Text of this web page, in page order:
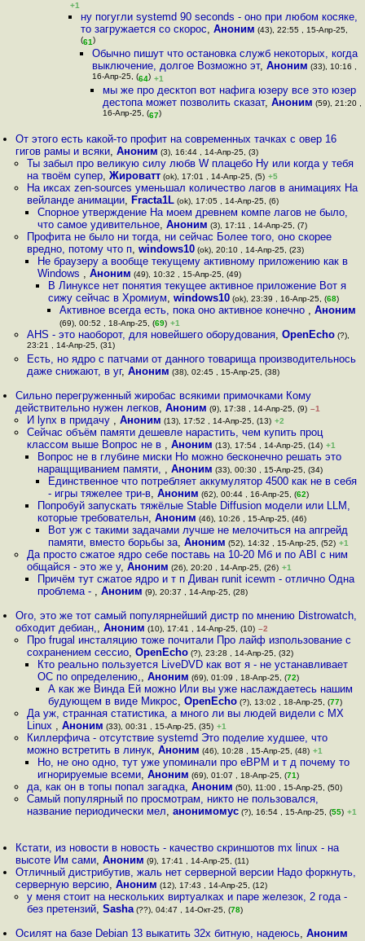
+1
ну погугли systemd 90 seconds - оно при любом косяке,
то загружается со скорос,Аноним (43), 22:55 , 15-Апр-25,
(61)
Обычно пишут что остановка служб некоторых, когда
выключение, долгое Возможно эт, Аноним (33), 10:16 ,
16-Апр-25, (64) +1
мы же про десктоп вот нафига юзеру все это юзер
дестопа может позволить сказат, Аноним (59), 21:20 ,
16-Апр-25, (67)
От этого есть какой-то профит на современных тачках с овер 16
гигов рамы и всяки,Аноним (3), 16:44 , 14-Апр-25, (3)
Ты забыл про великую силу любв W плацебо Ну или когда у тебя
на твоём супер, Жироватт(ok), 17:01 , 14-Апр-25, (5) +5
На иксах zen-sources уменьшал количество лагов в анимациях На
вейланде анимации, Fracta1L(ok), 17:05 , 14-Апр-25, (6)
Спорное утверждение На моем древнем компе лагов не было,
что самое удивительное, Аноним (3), 17:11 , 14-Апр-25, (7)
Профита не было ни тогда, ни сейчас Более того, оно скорее
вредно, потому что п, windows10(ok), 20:10 , 14-Апр-25, (23)
Не браузеру а вообще текущему активному приложению как в
Windows , Аноним (49), 10:32 , 15-Апр-25, (49)
В Линуксе нет понятия текущее активное приложение Вот я
сижу сейчас в Хромиум,windows10 (ok), 23:39 , 16-Апр-25, (68)
Активное всегда есть, пока оно активное конечно , Аноним
(69), 00:52 , 18-Апр-25, (69) +1
AHS - это наоборот, для новейшего оборудования, OpenEcho(?),
23:21 , 14-Апр-25, (31)
Есть, но ядро с патчами от данного товарища производительнось
даже снижают, в уг, Аноним (38), 02:45 , 15-Апр-25, (38)
Сильно перегруженный жиробас всякими примочками Кому
действительно нужен легков,Аноним (9), 17:38 , 14-Апр-25, (9) –1
И lynx в придачу , Аноним (13), 17:52 , 14-Апр-25, (13) +2
Сейчас объём памяти дешевле нарастить, чем купить проц
классом выше Вопрос не в , Аноним (13), 17:54 , 14-Апр-25, (14) +1
Вопрос не в глубине миски Но можно бесконечно решать это
наращщиванием памяти, , Аноним (33), 00:30 , 15-Апр-25, (34)
Единственное что потребляет аккумулятор 4500 как не в себя
- игры тяжелее три-в,Аноним (62), 00:44 , 16-Апр-25, (62)
Попробуй запускать тяжёлые Stable Diffusion модели или LLM,
которые требовательн, Аноним (46), 10:26 , 15-Апр-25, (46)
Вот уж с такими задачами лучше не мелочиться на апгрейд
памяти, вместо борьбы за,Аноним (52), 14:32 , 15-Апр-25, (52) +1
Да просто сжатое ядро себе поставь на 10-20 Мб и по ABI с ним
общайся - это же у, Аноним (26), 20:20 , 14-Апр-25, (26) +1
Причём тут сжатое ядро и т п Диван runit icewm - отлично Одна
проблема - , Аноним (9), 20:37 , 14-Апр-25, (28)
Ого, это же тот самый популярнейший дистр по мнению Distrowatch,
обходит дебиан,,Аноним (10), 17:41 , 14-Апр-25, (10) –2
Про frugal инсталяцию тоже почитали Про лайф изпользование с
сохранением сессио, OpenEcho(?), 23:28 , 14-Апр-25, (32)
Кто реально пользуется LiveDVD как вот я - не устанавливает
ОС по определению,, Аноним (69), 01:09 , 18-Апр-25, (72)
А как же Винда Ей можно Или вы уже наслаждаетесь нашим
будующем в виде Микрос,OpenEcho (?), 13:02 , 18-Апр-25, (77)
Да уж, странная статистика, а много ли вы людей видели с MX
Linux , Аноним (33), 00:31 , 15-Апр-25, (35) +1
Киллерфича - отсутствие systemd Это поделие худшее, что
можно встретить в линук, Аноним (46), 10:28 , 15-Апр-25, (48) +1
Но, не оно одно, тут уже упоминали про eBPM и т д почему то
игнорируемые всеми, Аноним (69), 01:07 , 18-Апр-25, (71)
да, как он в топы попал загадка, Аноним (50), 11:00 , 15-Апр-25, (50)
Самый популярный по просмотрам, никто не пользовался,
название периодически мел, анонимомус(?), 16:54 , 15-Апр-25, (55) +1
Кстати, из новости в новость - качество скриншотов mx linux - на
высоте Им сами,Аноним (9), 17:41 , 14-Апр-25, (11)
Отличный дистрибутив, жаль нет серверной версии Надо форкнуть,
серверную версию,Аноним (12), 17:43 , 14-Апр-25, (12)
у меня стоит на нескольких виртуалках и паре железок, 2 года -
без претензий, Sasha(??), 04:47 , 14-Окт-25, (78)
Осилят на базе Debian 13 выкатить 32х битную, надеюсь,Аноним